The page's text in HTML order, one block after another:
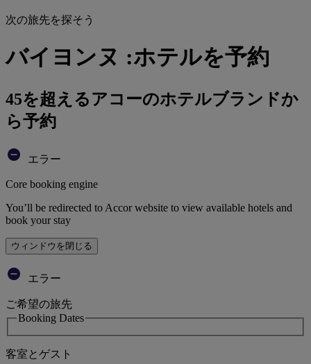
次の旅先を探そう
バイヨンヌ :ホテルを予約
45を超えるアコーのホテルブランドか
ら予約
エラー
Core booking engine
You’ll be redirected to Accor website to view available hotels and
book your stay
ウィンドウを閉じる
エラー
ご希望の旅先
Booking Dates
客室とゲスト